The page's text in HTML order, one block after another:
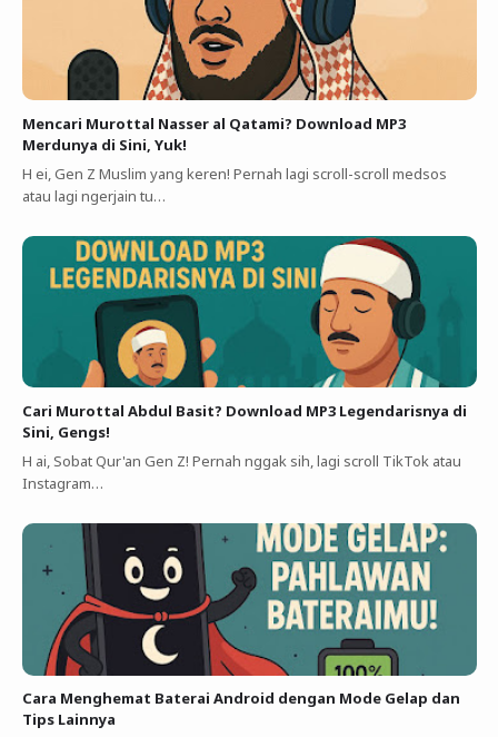
Mencari Murottal Nasser al Qatami? Download MP3
Merdunya di Sini, Yuk!
H ei, Gen Z Muslim yang keren! Pernah lagi scroll-scroll medsos
atau lagi ngerjain tu…
Cari Murottal Abdul Basit? Download MP3 Legendarisnya di
Sini, Gengs!
H ai, Sobat Qur'an Gen Z! Pernah nggak sih, lagi scroll TikTok atau
Instagram…
Cara Menghemat Baterai Android dengan Mode Gelap dan
Tips Lainnya